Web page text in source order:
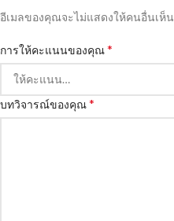
อีเมลของคุณจะไม่แสดงให้คนอื่นเห็น
การให้คะแนนของคุณ*
บทวิจารณ์ของคุณ*